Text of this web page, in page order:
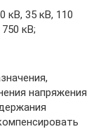
кВ, 35 кВ, 110
кВ;
напряжения